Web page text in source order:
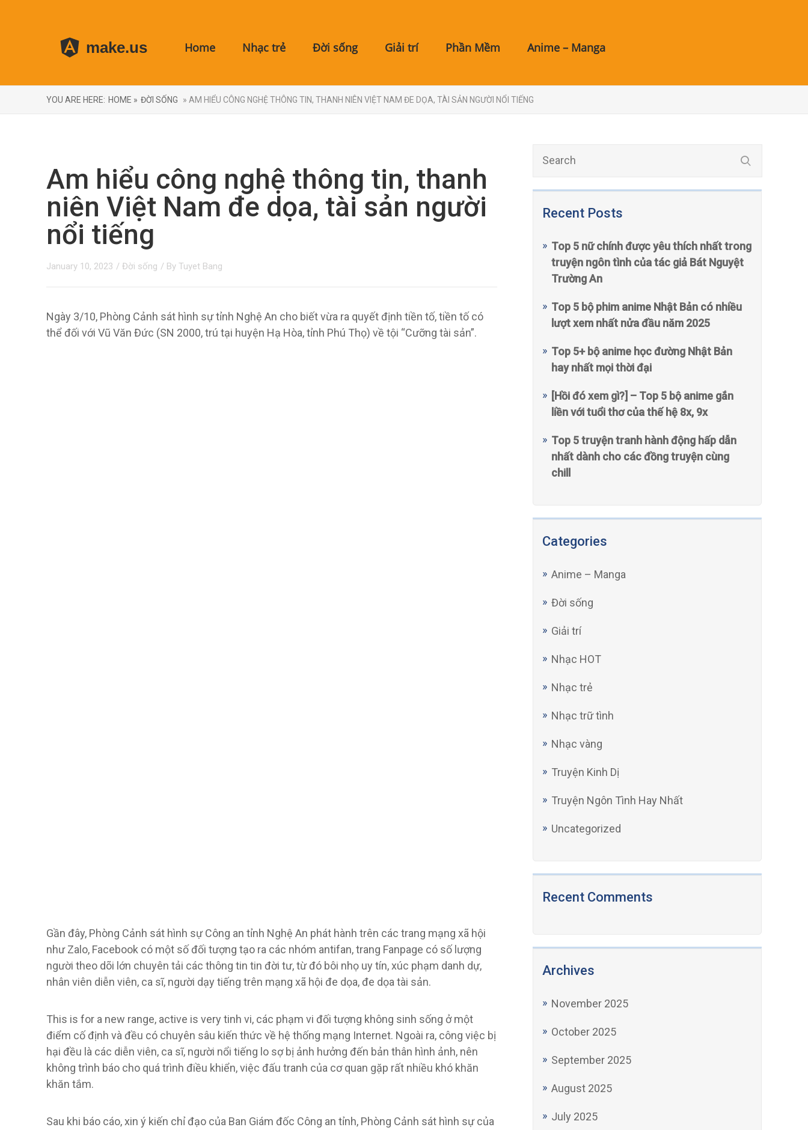
make.us Home Nhạc trẻ Đời sống Giải trí Phần Mềm Anime – Manga
YOU ARE HERE: HOME » ĐỜI SỐNG » AM HIỂU CÔNG NGHỆ THÔNG TIN, THANH NIÊN VIỆT NAM ĐE DỌA, TÀI SẢN NGƯỜI NỔI TIẾNG
Recent Posts
Top 5 nữ chính được yêu thích nhất trong
truyện ngôn tình của tác giả Bát Nguyệt
Trường An
Top 5 bộ phim anime Nhật Bản có nhiều
lượt xem nhất nửa đầu năm 2025
Top 5+ bộ anime học đường Nhật Bản
hay nhất mọi thời đại
[Hồi đó xem gì?] – Top 5 bộ anime gắn
liền với tuổi thơ của thế hệ 8x, 9x
Top 5 truyện tranh hành động hấp dẫn
nhất dành cho các đồng truyện cùng
chill
Categories
Anime – Manga
Đời sống
Giải trí
Nhạc HOT
Nhạc trẻ
Nhạc trữ tình
Nhạc vàng
Truyện Kinh Dị
Truyện Ngôn Tình Hay Nhất
Uncategorized
Recent Comments
Archives
November 2025
October 2025
September 2025
August 2025
July 2025
Am hiểu công nghệ thông tin, thanh
niên Việt Nam đe dọa, tài sản người
nổi tiếng
January 10, 2023 / Đời sống / By Tuyet Bang
Ngày 3/10, Phòng Cảnh sát hình sự tỉnh Nghệ An cho biết vừa ra quyết định tiền tố, tiền tố có
thể đối với Vũ Văn Đức (SN 2000, trú tại huyện Hạ Hòa, tỉnh Phú Thọ) về tội “Cưỡng tài sản”.
Gần đây, Phòng Cảnh sát hình sự Công an tỉnh Nghệ An phát hành trên các trang mạng xã hội
như Zalo, Facebook có một số đối tượng tạo ra các nhóm antifan, trang Fanpage có số lượng
người theo dõi lớn chuyên tải các thông tin tin đời tư, từ đó bôi nhọ uy tín, xúc phạm danh dự,
nhân viên diễn viên, ca sĩ, người dạy tiếng trên mạng xã hội đe dọa, đe dọa tài sản.
This is for a new range, active is very tinh vi, các phạm vi đối tượng không sinh sống ở một
điểm cố định và đều có chuyên sâu kiến ​​thức về hệ thống mạng Internet. Ngoài ra, công việc bị
hại đều là các diễn viên, ca sĩ, người nổi tiếng lo sợ bị ảnh hưởng đến bản thân hình ảnh, nên
không trình báo cho quá trình điều khiển, việc đấu tranh của cơ quan gặp rất nhiều khó khăn
khăn tắm.
Sau khi báo cáo, xin ý kiến ​​chỉ đạo của Ban Giám đốc Công an tỉnh, Phòng Cảnh sát hình sự của